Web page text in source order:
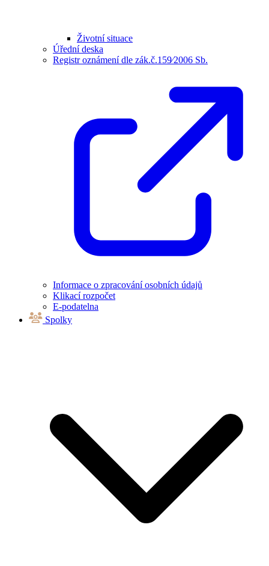
Životní situace
Úřední deska
Registr oznámení dle zák.č.159⁄2006 Sb.
Informace o zpracování osobních údajů
Klikací rozpočet
E-podatelna
Spolky